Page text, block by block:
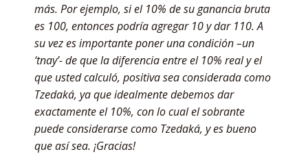
más. Por ejemplo, si el 10% de su ganancia bruta
es 100, entonces podría agregar 10 y dar 110. A
su vez es importante poner una condición –un
‘tnay’- de que la diferencia entre el 10% real y el
que usted calculó, positiva sea considerada como
Tzedaká, ya que idealmente debemos dar
exactamente el 10%, con lo cual el sobrante
puede considerarse como Tzedaká, y es bueno
que así sea. ¡Gracias!